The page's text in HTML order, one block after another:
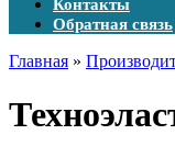
Контакты
Обратная связь
Главная »